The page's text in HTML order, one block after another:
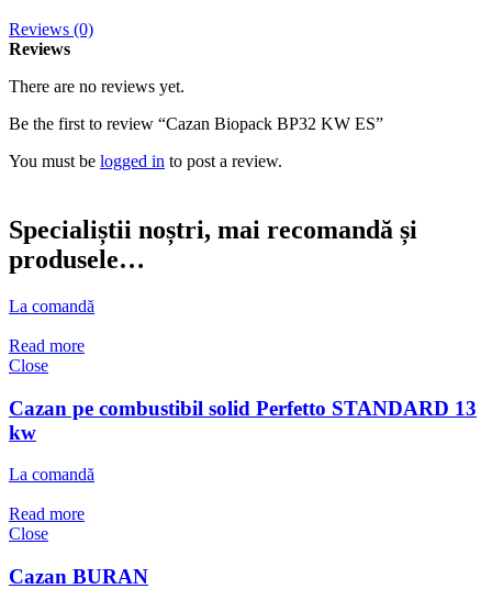
Reviews (0)
Reviews
There are no reviews yet.
Be the first to review “Cazan Biopack BP32 KW ES”
You must be logged in to post a review.
Specialiștii noștri, mai recomandă și
produsele…
La comandă
Read more
Close
Cazan pe combustibil solid Perfetto STANDARD 13
kw
La comandă
Read more
Close
Cazan BURAN